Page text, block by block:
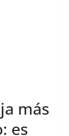
más
es